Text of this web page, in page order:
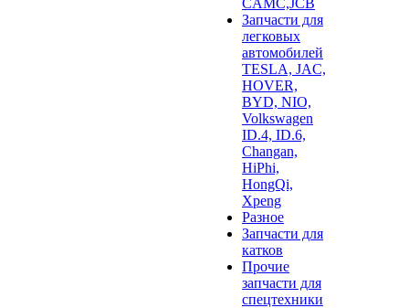
CAMC,JCB
Запчасти для
легковых
автомобилей
TESLA, JAC,
HOVER,
BYD, NIO,
Volkswagen
ID.4, ID.6,
Changan,
HiPhi,
HongQi,
Xpeng
Разное
Запчасти для
катков
Прочие
запчасти для
спецтехники